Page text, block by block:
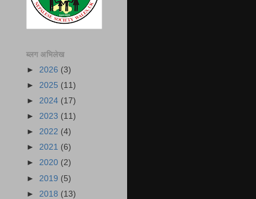
ब्लग अभिलेख
► 2026 (3)
► 2025 (11)
► 2024 (17)
► 2023 (11)
► 2022 (4)
► 2021 (6)
► 2020 (2)
► 2019 (5)
► 2018 (13)